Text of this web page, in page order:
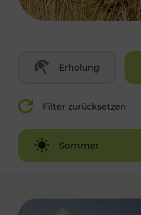
Erholung
Filter zurücksetzen
Sommer
Winter